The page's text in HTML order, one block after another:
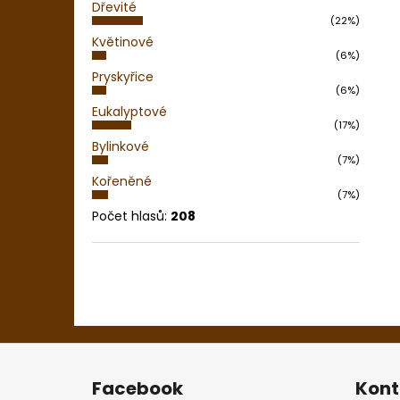
Dřevité
(22%)
Květinové
(6%)
Pryskyřice
(6%)
Eukalyptové
(17%)
Bylinkové
(7%)
Kořeněné
(7%)
Počet hlasů: 208
Z
Facebook